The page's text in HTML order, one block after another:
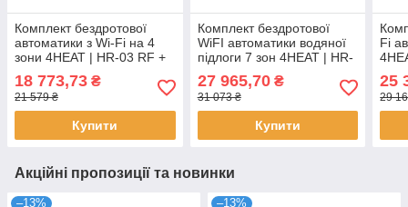
Комплект бездротової
автоматики з Wi-Fi на 4
зони 4HEAT | HR-03 RF +
(4 шт)
18 773,73 ₴
21 579 ₴
Купити
Комплект бездротової
WiFI автоматики водяної
підлоги 7 зон 4HEAT | HR-
Sender (7 шт.)
27 965,70₴
31 073 ₴
Купити
Fi
+
25
29
Акційні пропозиції та новинки
–13% –13%